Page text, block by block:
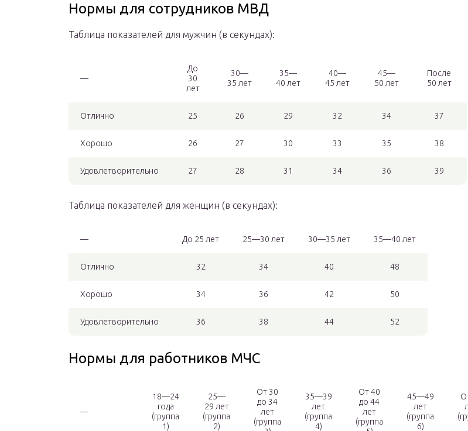
Нормы для сотрудников МВД
Таблица показателей для мужчин (в секундах):
—
До
30
лет
30—
35 лет
35—
40 лет
40—
45 лет
45—
50 лет
После
50 лет
Отлично 25 26 29 32 34 37
Хорошо 26 27 30 33 35 38
Удовлетворительно 27 28 31 34 36 39
Таблица показателей для женщин (в секундах):
— До 25 лет 25—30 лет 30—35 лет 35—40 лет
Отлично 32 34 40 48
Хорошо 34 36 42 50
Удовлетворительно 36 38 44 52
Нормы для работников МЧС
—
18—24
года
(группа
1)
25—
29 лет
(группа
2)
От 30
до 34
лет
(группа
35—39
лет
(группа
4)
От 40
до 44
лет
(группа
45—49
лет
(группа
6)